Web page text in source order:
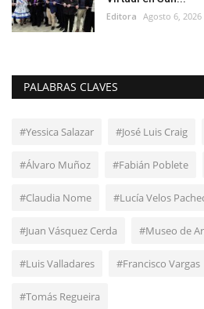
Editora Agosto 6, 2026
PALABRAS CLAVES
#Yessica Salazar #José Luis Craig
#Álvaro Muñoz #Fabián Poblete
#Claudia Nome #Lucía Velos
#Juan Vásquez Cerda #Museo de
#Luis Valladares #Francisco Vargas
#Tomás Regueira